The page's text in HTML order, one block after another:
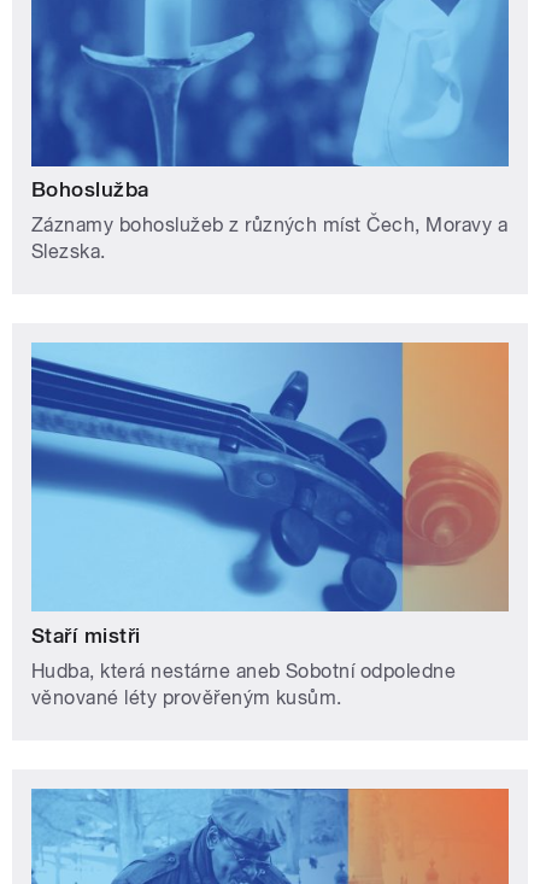
Bohoslužba
Záznamy bohoslužeb z různých míst Čech, Moravy a
Slezska.
Staří mistři
Hudba, která nestárne aneb Sobotní odpoledne
věnované léty prověřeným kusům.